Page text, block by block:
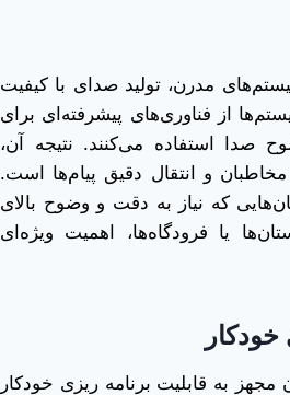
مدرن، تولید صدای با کیفیت
از فناوری‌های پیشرفته‌ای برای
صدا استفاده می‌کنند. نتیجه آن،
و انتقال دقیق پیام‌ها است.
که نیاز به دقت و وضوح بالای
یا فرودگاه‌ها، اهمیت ویژه‌ای
خودکار
به قابلیت برنامه ‌ریزی خودکار